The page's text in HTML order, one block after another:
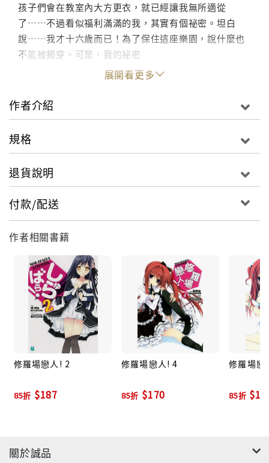
孩子們會在教室內大方更衣，就已經讓我無所適從
了……不過看似福利滿滿的我，其實有個祕密。坦白
說……我才十六歲而已！為了保住這座樂園，說什麼也
不能被揭穿。可是，我的祕密
展開看更多
作者介紹
規格
退貨說明
付款/配送
作者相關書籍
修羅場戀人! 2
85折 $187
修羅場戀人! 4
85折 $170
修羅場戀
85折
關於誠品